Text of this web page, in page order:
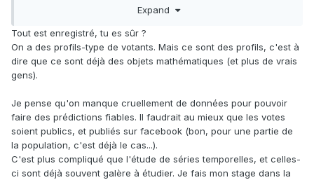
ce dernier a tendance à se reproduire (par exemple prévoir
qu'aujourd'hui est une technique assez fiable) par
construction ça ne permet pas de repérer les ruptures
(fameux cygnes noirs et tout ce qui tourne autour du
problème de l'induction, cf la dinde de Russel avant
Expand
Tout est enregistré, tu es sûr ?
On a des profils-type de votants. Mais ce sont des profils, c'est à
dire que ce sont déjà des objets mathématiques (et plus de vrais
gens).
Je pense qu'on manque cruellement de données pour pouvoir
faire des prédictions fiables. Il faudrait au mieux que les votes
soient publics, et publiés sur facebook (bon, pour une partie de
la population, c'est déjà le cas...).
C'est plus compliqué que l'étude de séries temporelles, et celles-
ci sont déjà souvent galère à étudier. Je fais mon stage dans la